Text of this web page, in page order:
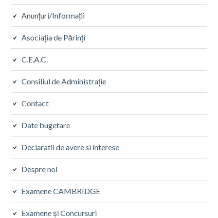
Secundar
Anunțuri/Informații
Asociația de Părinți
C.E.A.C.
Consiliul de Administrație
Contact
Date bugetare
Declaratii de avere si interese
Despre noi
Examene CAMBRIDGE
Examene și Concursuri